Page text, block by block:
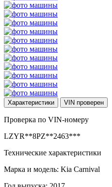
Характеристики VIN проверен
Проверка по VIN-номеру
LZYR**8PZ**2463***
Технические характеристики
Марка и модель: Kia Carnival